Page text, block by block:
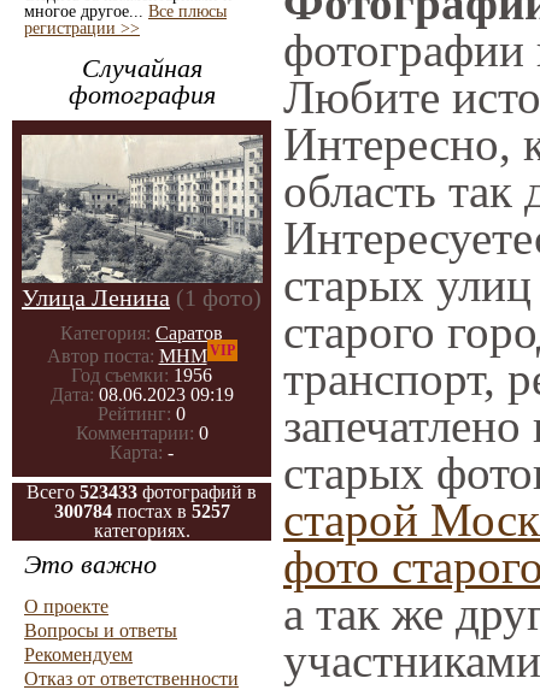
многое другое... Все плюсы
регистрации >>
Случайная
фотография
Улица Ленина (1 фото)
Категория: Саратов
Автор поста: МНМVIP
Год съемки: 1956
Дата: 08.06.2023 09:19
Рейтинг: 0
Комментарии: 0
Карта: -
Всего 523433 фотографий в
300784постах в 5257
категориях.
Это важно
О проекте
Вопросы и ответы
Рекомендуем
Отказ от ответственности
фотографии
Любите
Интересно,
область
старых
старого
транспорт,
старых
старой
фото
а так же